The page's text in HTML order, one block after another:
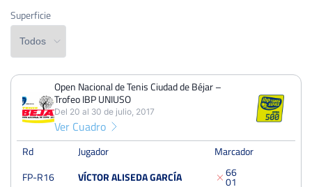
Superficie
PERDIDOSPARTIDOSGANADOS
1 1
PERDIDOS SETS
2
PERDIDOS JUEGOS GANADOS
Superficie
Open Nacional de Tenis Ciudad de Béjar –
Trofeo IBP UNIUSO
Del 20 al 30 de julio, 2017
Ver Cuadro
Rd Jugador
Marcador
FP-R16
VÍCTOR ALISEDA GARCÍA 6
0
6
1